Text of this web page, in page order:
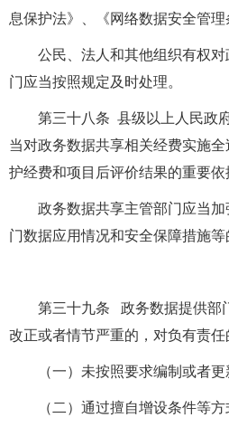
息保护法》、《网络数据安全管
公民、法人和其他组织有权
门应当按照规定及时处理。
第三十八条 县级以上人民政
当对政务数据共享相关经费实施
护经费和项目后评价结果的重要依
政务数据共享主管部门应当
门数据应用情况和安全保障措施
第三十九条 政务数据提供部
改正或者情节严重的，对负有责
（一）未按照要求编制或者
（二）通过擅自增设条件等